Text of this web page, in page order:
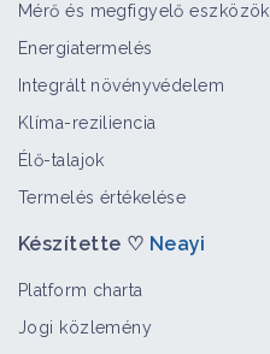
Mérő és megfigyelő eszközök
Energiatermelés
Integrált növényvédelem
Klíma-reziliencia
Élő-talajok
Termelés értékelése
Készítette ♡ Neayi
Platform charta
Jogi közlemény